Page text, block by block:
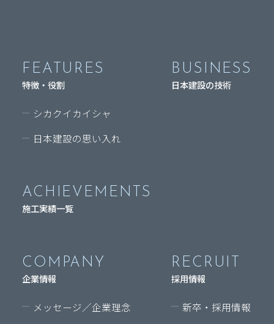
FEATURES
特徴・役割
シカクイカイシャ
日本建設の思い入れ
BUSINESS
日本建設の技術
ACHIEVEMENTS
施工実績一覧
COMPANY
企業情報
メッセージ／企業理念
RECRUIT
採用情報
新卒・採用情報